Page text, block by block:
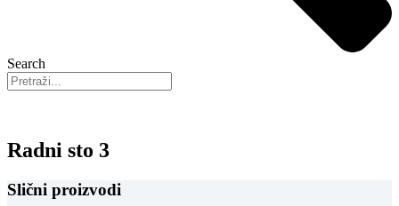
Search
Radni sto 3
Slični proizvodi